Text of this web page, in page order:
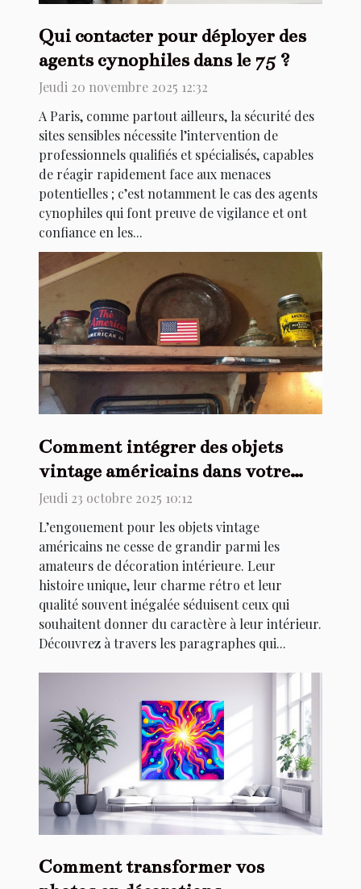
Qui contacter pour déployer des
agents cynophiles dans le 75 ?
Jeudi 20 novembre 2025 12:32
A Paris, comme partout ailleurs, la sécurité des
sites sensibles nécessite l’intervention de
professionnels qualifiés et spécialisés, capables
de réagir rapidement face aux menaces
potentielles ; c’est notamment le cas des agents
cynophiles qui font preuve de vigilance et ont
confiance en les...
Comment intégrer des objets
vintage américains dans votre
décoration intérieure ?
Jeudi 23 octobre 2025 10:12
L’engouement pour les objets vintage
américains ne cesse de grandir parmi les
amateurs de décoration intérieure. Leur
histoire unique, leur charme rétro et leur
qualité souvent inégalée séduisent ceux qui
souhaitent donner du caractère à leur intérieur.
Découvrez à travers les paragraphes qui...
Comment transformer vos